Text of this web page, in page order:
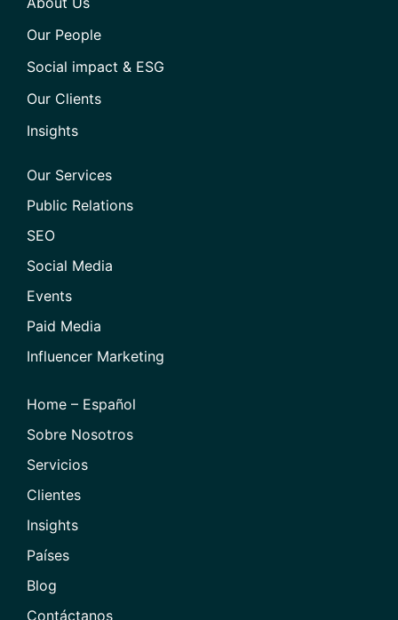
Our People
Social impact & ESG
Our Clients
Insights
Our Services
Public Relations
SEO
Social Media
Events
Paid Media
Influencer Marketing
Home – Español
Sobre Nosotros
Servicios
Clientes
Insights
Países
Blog
Contáctanos